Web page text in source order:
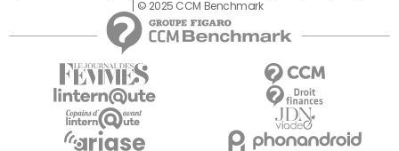
© 2025 CCM Benchmark